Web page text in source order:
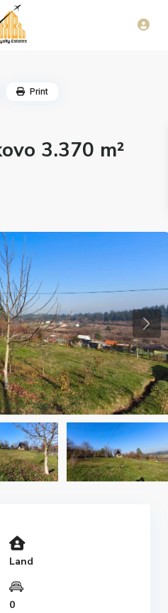
3.370 m²
Print
Land
0